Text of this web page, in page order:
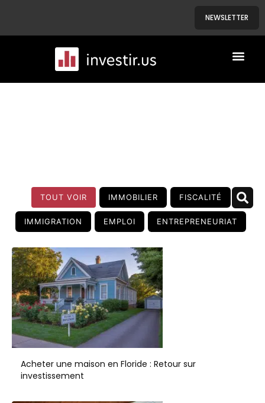
NEWSLETTER
TOUT VOIR IMMOBILIER FISCALITÉ
IMMIGRATION EMPLOI ENTREPRENEURIAT
Acheter une maison en Floride : Retour sur
investissement